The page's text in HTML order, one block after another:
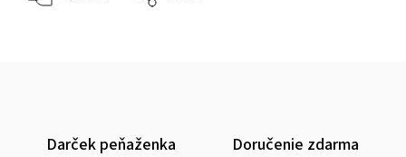
Darček peňaženka Doručenie zdarma